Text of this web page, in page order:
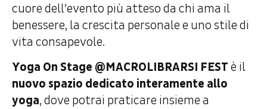
cuore dell’evento più atteso da chi ama il
benessere, la crescita personale e uno stile di
vita consapevole.
Yoga On Stage @MACROLIBRARSI FEST è il
nuovo spazio dedicato interamente allo
yoga, dove potrai praticare insieme a